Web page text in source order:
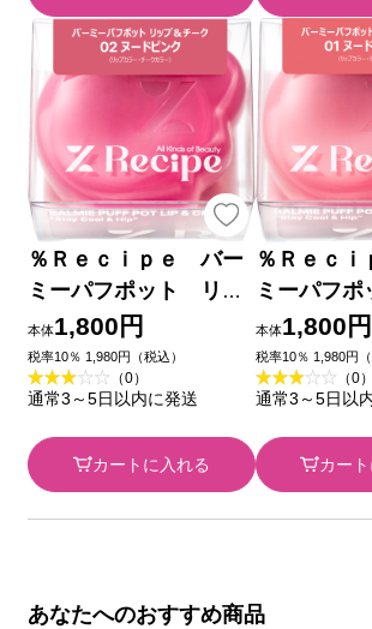
％Ｒｅｃｉｐｅ バー
ミーパフポット リッ
プ＆チーク ０２ ＿
ｂ＆ｗ
本体1,800円
税率10％ 1,980円（税込）
（0）
通常3～5日以内に発送
カートに入れる
％Ｒｅｃ
ミーパフ
プ＆チーク
ｂ＆ｗ
本体1,800円
税率10％ 1,980円（
（0）
通常3～5日以
カー
あなたへのおすすめ商品